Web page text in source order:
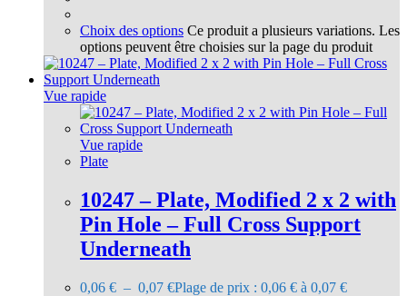
Choix des options Ce produit a plusieurs variations. Les
options peuvent être choisies sur la page du produit
Vue rapide
Vue rapide
Plate
10247 – Plate, Modified 2 x 2 with
Pin Hole – Full Cross Support
Underneath
0,06 € – 0,07 €Plage de prix : 0,06 € à 0,07 €